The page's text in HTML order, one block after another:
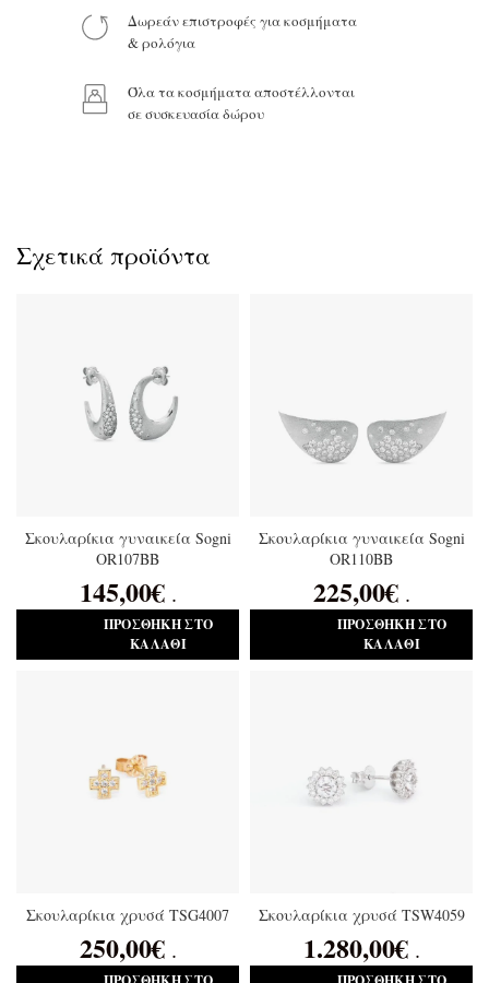
Δωρεάν επιστροφές για κοσμήματα
& ρολόγια
Όλα τα κοσμήματα αποστέλλονται
σε συσκευασία δώρου
Σχετικά προϊόντα
Σκουλαρίκια γυναικεία Sogni
OR107BB
145,00€ .
ΠΡΟΣΘΉΚΗ ΣΤΟ
ΚΑΛΆΘΙ
Σκουλαρίκια γυναικεία Sogni
OR110BB
225,00€ .
ΠΡΟΣΘΉΚΗ ΣΤΟ
ΚΑΛΆΘΙ
Σκουλαρίκια χρυσά TSG4007
250,00€ .
Σκουλαρίκια χρυσά TSW4059
1.280,00€ .